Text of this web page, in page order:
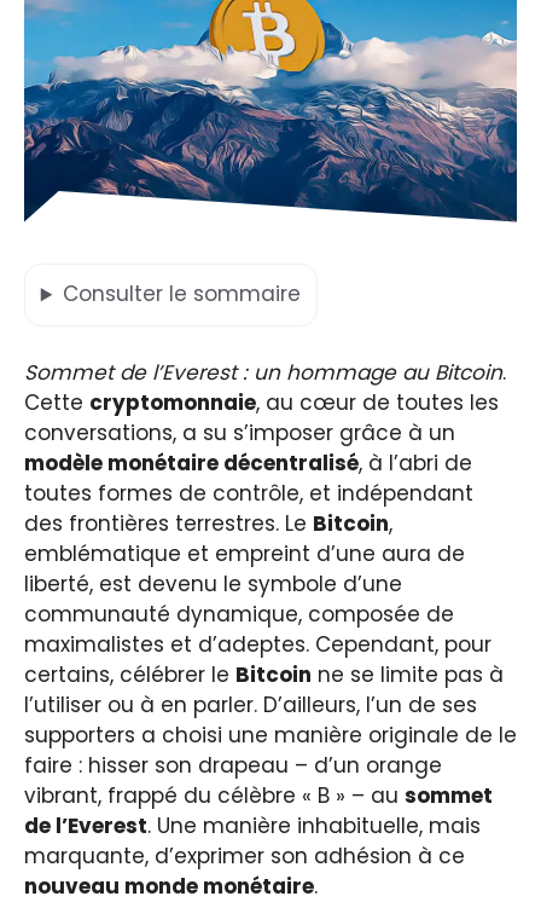
Consulter le sommaire
Sommet de l’Everest : un hommage au Bitcoin.
Cette cryptomonnaie, au cœur de toutes les
conversations, a su s’imposer grâce à un
modèle monétaire décentralisé, à l’abri de
toutes formes de contrôle, et indépendant
des frontières terrestres. Le Bitcoin,
emblématique et empreint d’une aura de
liberté, est devenu le symbole d’une
communauté dynamique, composée de
maximalistes et d’adeptes. Cependant, pour
certains, célébrer le Bitcoin ne se limite pas à
l’utiliser ou à en parler. D’ailleurs, l’un de ses
supporters a choisi une manière originale de le
faire : hisser son drapeau – d’un orange
vibrant, frappé du célèbre « B » – au sommet
de l’Everest. Une manière inhabituelle, mais
marquante, d’exprimer son adhésion à ce
nouveau monde monétaire.